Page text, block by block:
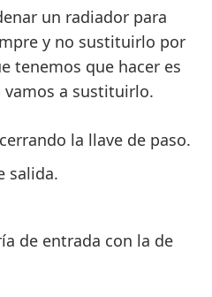
un radiador para
y no sustituirlo por
tenemos que hacer es
vamos a sustituirlo.
la llave de paso.
salida.
de entrada con la de